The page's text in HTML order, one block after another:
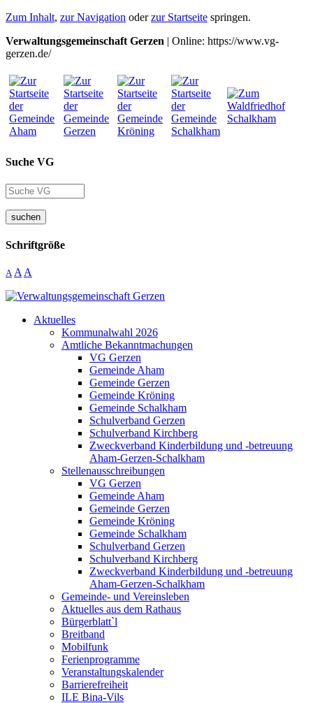
Zum Inhalt, zur Navigation oderzur Startseite springen.
Verwaltungsgemeinschaft Gerzen | Online: https://www.vg-
gerzen.de/
Suche VG
suchen
Schriftgröße
A A A
Aktuelles
Kommunalwahl 2026
Amtliche Bekanntmachungen
VG Gerzen
Gemeinde Aham
Gemeinde Gerzen
Gemeinde Kröning
Gemeinde Schalkham
Schulverband Gerzen
Schulverband Kirchberg
Zweckverband Kinderbildung und -betreuung
Aham-Gerzen-Schalkham
Stellenausschreibungen
VG Gerzen
Gemeinde Aham
Gemeinde Gerzen
Gemeinde Kröning
Gemeinde Schalkham
Schulverband Gerzen
Schulverband Kirchberg
Zweckverband Kinderbildung und -betreuung
Aham-Gerzen-Schalkham
Gemeinde- und Vereinsleben
Aktuelles aus dem Rathaus
Bürgerblatt`l
Breitband
Mobilfunk
Ferienprogramme
Veranstaltungskalender
Barrierefreiheit
ILE Bina-Vils